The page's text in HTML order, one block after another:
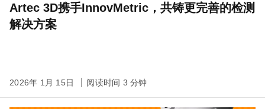
Artec 3D携手InnovMetric，共铸更完善的检测
解决方案
2026年 1月 15日 阅读时间 3 分钟